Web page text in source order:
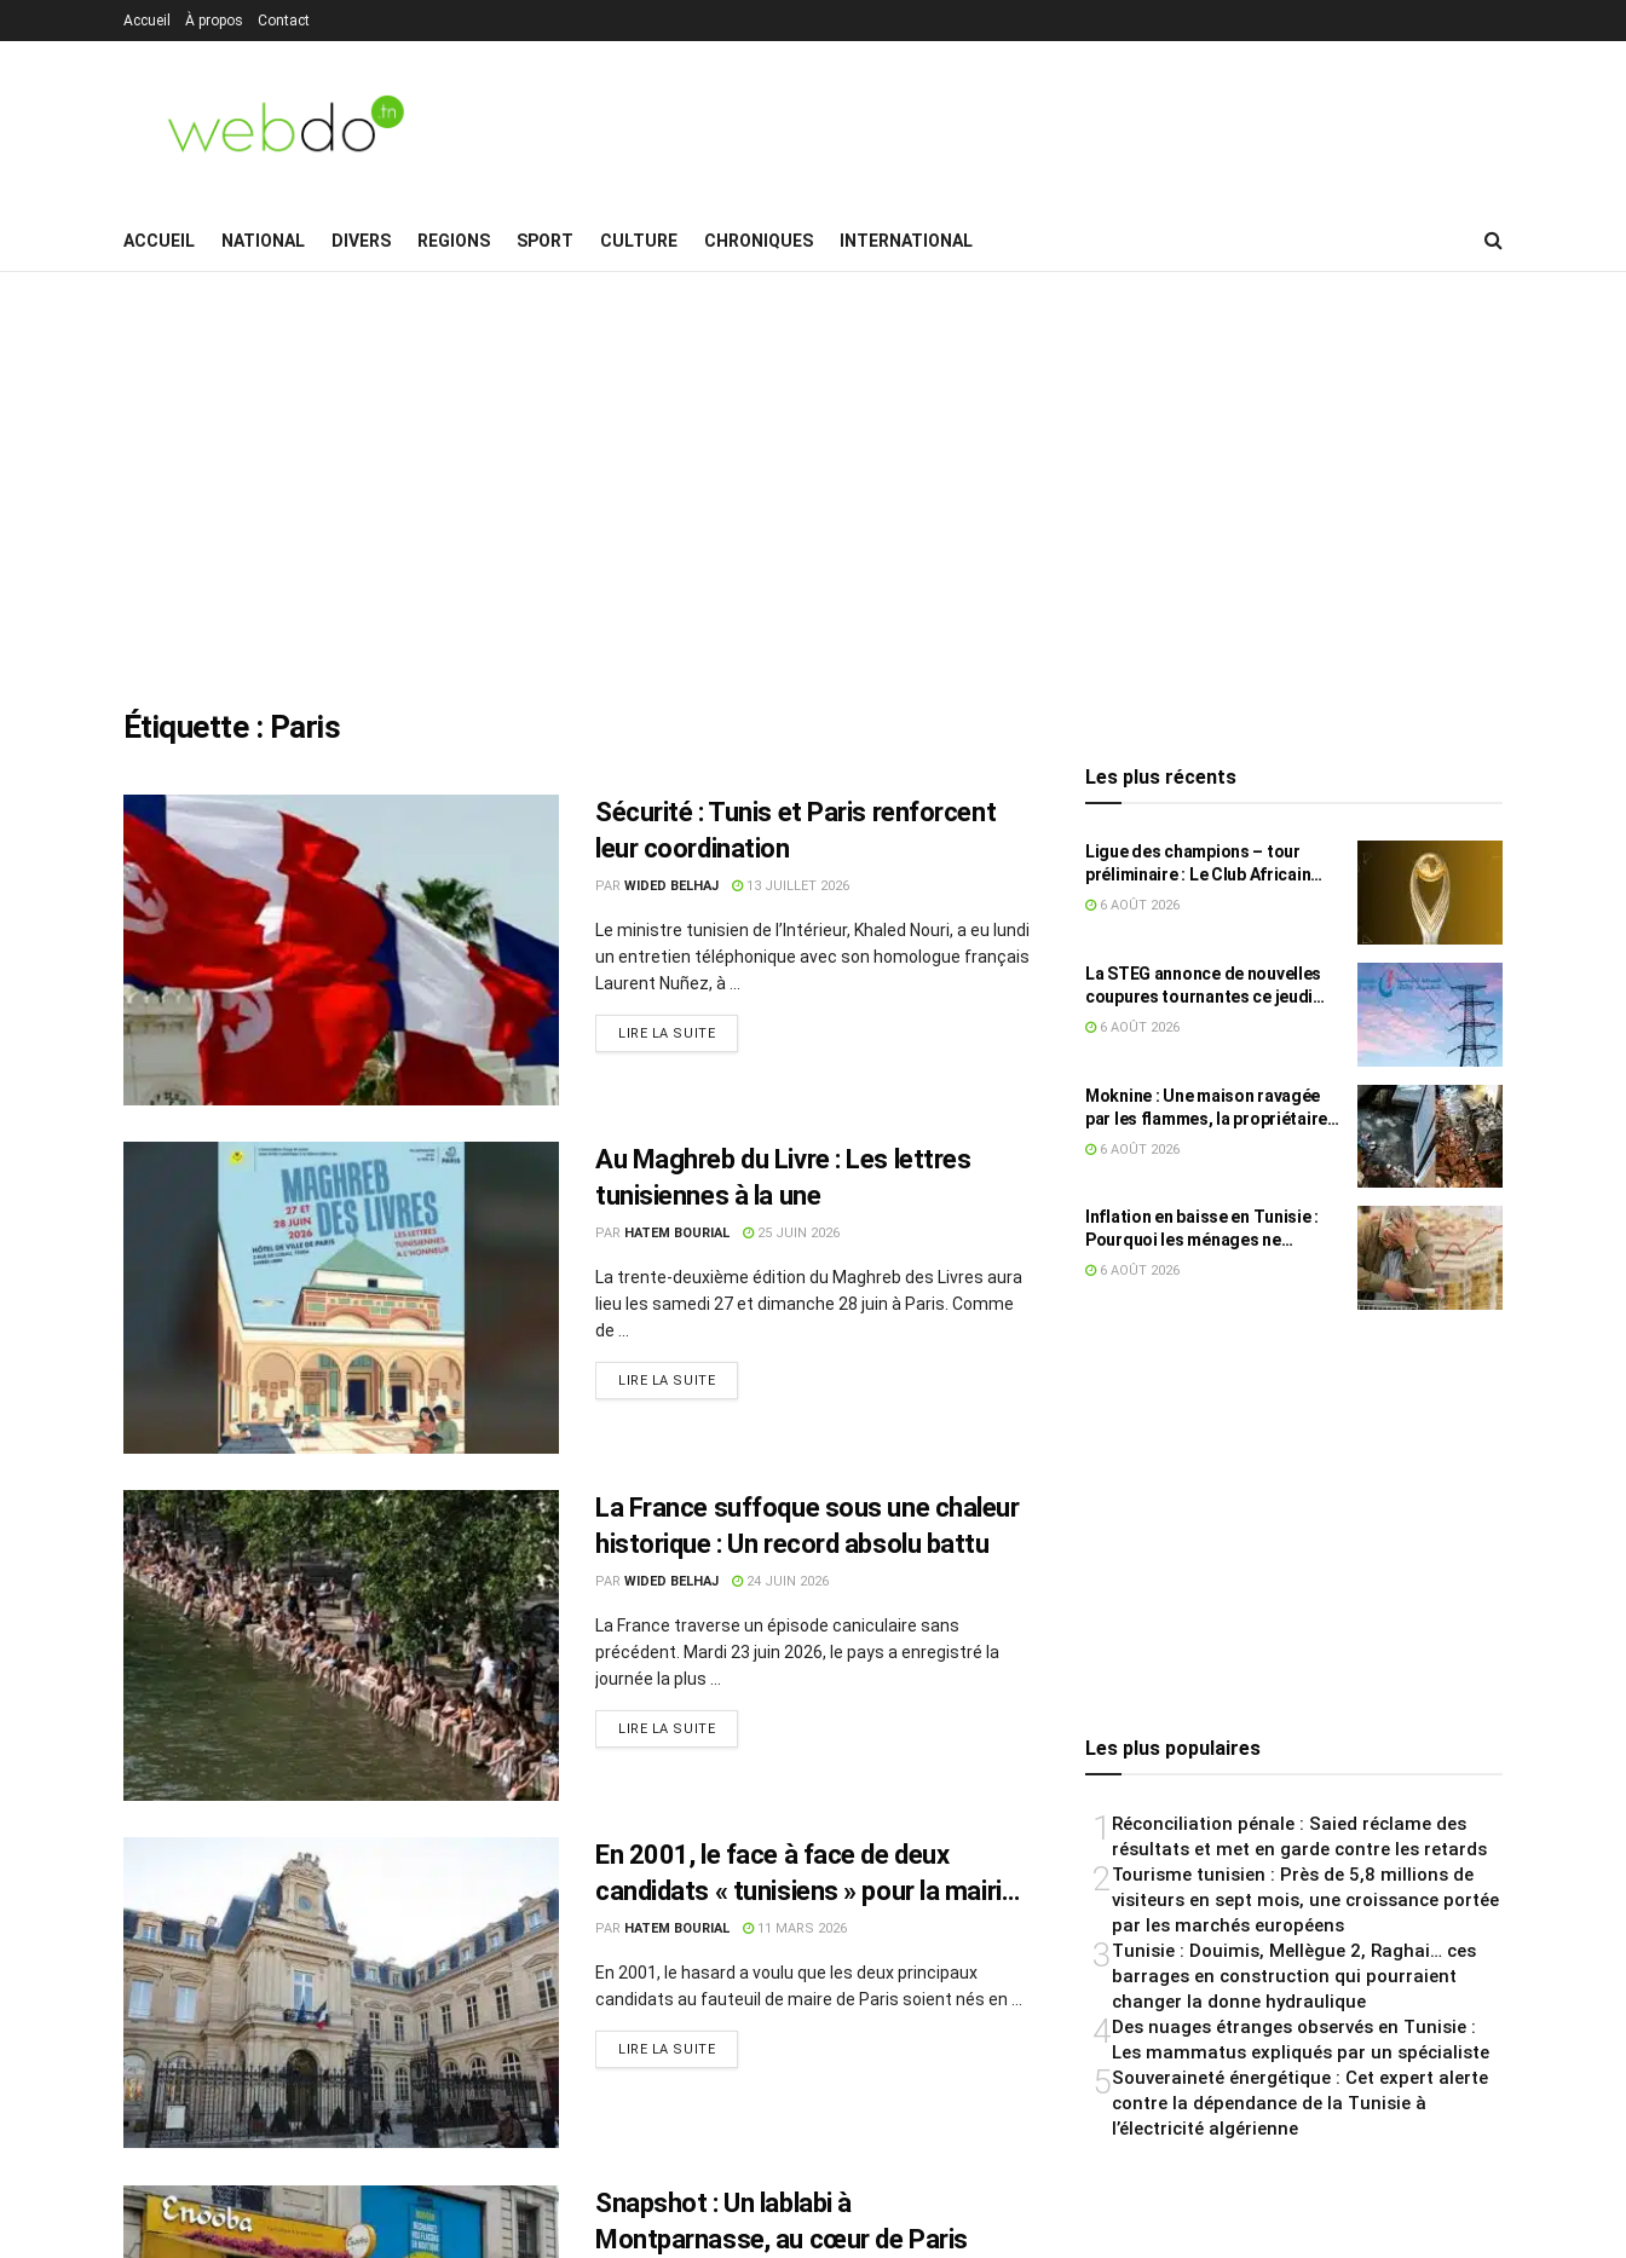
Accueil À propos Contact
ACCUEIL NATIONAL DIVERS REGIONS SPORT CULTURE CHRONIQUES INTERNATIONAL
Étiquette : Paris
Sécurité : Tunis et Paris renforcent
leur coordination
PAR WIDED BELHAJ 13 JUILLET 2026
Le ministre tunisien de l’Intérieur, Khaled Nouri, a eu lundi
un entretien téléphonique avec son homologue français
Laurent Nuñez, à ...
LIRE LA SUITE
Au Maghreb du Livre : Les lettres
tunisiennes à la une
PAR HATEM BOURIAL 25 JUIN 2026
La trente-deuxième édition du Maghreb des Livres aura
lieu les samedi 27 et dimanche 28 juin à Paris. Comme
de ...
LIRE LA SUITE
La France suffoque sous une chaleur
historique : Un record absolu battu
PAR WIDED BELHAJ 24 JUIN 2026
La France traverse un épisode caniculaire sans
précédent. Mardi 23 juin 2026, le pays a enregistré la
journée la plus ...
LIRE LA SUITE
En 2001, le face à face de deux
candidats « tunisiens » pour la mairie
de Paris
PAR HATEM BOURIAL 11 MARS 2026
En 2001, le hasard a voulu que les deux principaux
candidats au fauteuil de maire de Paris soient nés en ...
LIRE LA SUITE
Snapshot : Un lablabi à
Montparnasse, au cœur de Paris
Les plus récents
Ligue des champions – tour
préliminaire : Le Club Africain
face au Djoliba AC
6 AOÛT 2026
La STEG annonce de nouvelles
coupures tournantes ce jeudi
dans plusieurs régions
6 AOÛT 2026
Moknine : Une maison ravagée
par les flammes, la propriétaire
accuse la STEG et la SONEDE
6 AOÛT 2026
Inflation en baisse en Tunisie :
Pourquoi les ménages ne
ressentent pas l’amélioration
6 AOÛT 2026
Les plus populaires
1 Réconciliation pénale : Saied réclame des
résultats et met en garde contre les retards
2Tourisme tunisien : Près de 5,8 millions de
visiteurs en sept mois, une croissance portée
par les marchés européens
3Tunisie : Douimis, Mellègue 2, Raghai… ces
barrages en construction qui pourraient
changer la donne hydraulique
4Des nuages étranges observés en Tunisie :
Les mammatus expliqués par un spécialiste
5Souveraineté énergétique : Cet expert alerte
contre la dépendance de la Tunisie à
l’électricité algérienne